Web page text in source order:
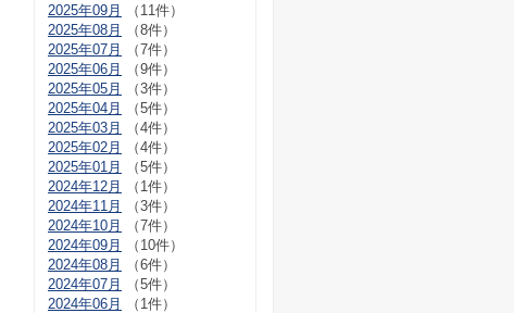
2025年09月
（11件）
2025年08月
（8件）
2025年07月
（7件）
2025年06月
（9件）
2025年05月
（3件）
2025年04月
（5件）
2025年03月
（4件）
2025年02月
（4件）
2025年01月
（5件）
2024年12月
（1件）
2024年11月
（3件）
2024年10月
（7件）
2024年09月
（10件）
2024年08月
（6件）
2024年07月
（5件）
2024年06月
（1件）